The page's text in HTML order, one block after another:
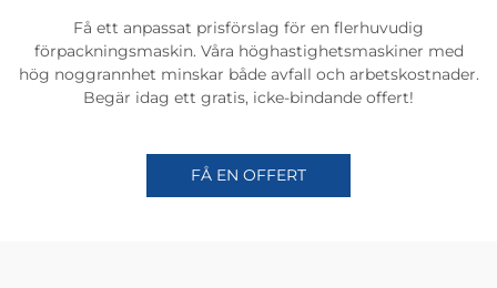
Få ett anpassat prisförslag för en flerhuvudig
förpackningsmaskin. Våra höghastighetsmaskiner med
hög noggrannhet minskar både avfall och arbetskostnader.
Begär idag ett gratis, icke-bindande offert!
FÅ EN OFFERT